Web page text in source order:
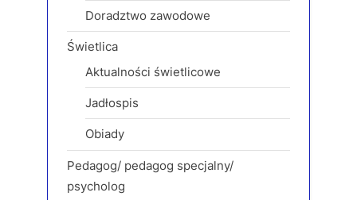
Doradztwo zawodowe
Świetlica
Aktualności świetlicowe
Jadłospis
Obiady
Pedagog/ pedagog specjalny/
psycholog